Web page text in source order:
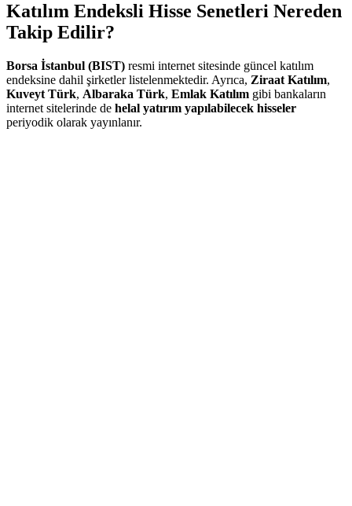
Katılım Endeksli Hisse Senetleri Nereden
Takip Edilir?
Borsa İstanbul (BIST) resmi internet sitesinde güncel katılım
endeksine dahil şirketler listelenmektedir. Ayrıca, Ziraat Katılım,
Kuveyt Türk, Albaraka Türk, Emlak Katılım gibi bankaların
internet sitelerinde de helal yatırım yapılabilecek hisseler
periyodik olarak yayınlanır.